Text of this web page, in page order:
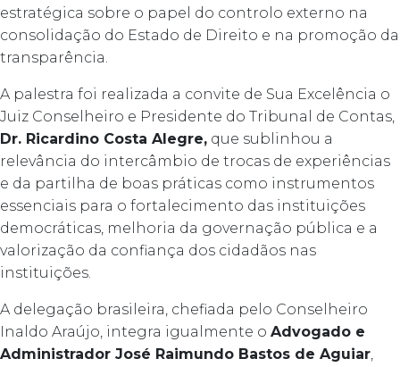
estratégica sobre o papel do controlo externo na
consolidação do Estado de Direito e na promoção da
transparência.
A palestra foi realizada a convite de Sua Excelência o
Juiz Conselheiro e Presidente do Tribunal de Contas,
Dr. Ricardino Costa Alegre, que sublinhou a
relevância do intercâmbio de trocas de experiências
e da partilha de boas práticas como instrumentos
essenciais para o fortalecimento das instituições
democráticas, melhoria da governação pública e a
valorização da confiança dos cidadãos nas
instituições.
A delegação brasileira, chefiada pelo Conselheiro
Inaldo Araújo, integra igualmente o Advogado e
Administrador José Raimundo Bastos de Aguiar,